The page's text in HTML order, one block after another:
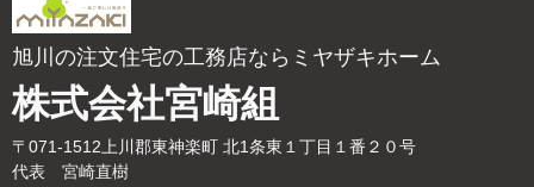
旭川の注文住宅の工務店ならミヤザキホーム
株式会社宮崎組
〒071-1512上川郡東神楽町 北1条東１丁目１番２０号
代表 宮崎直樹